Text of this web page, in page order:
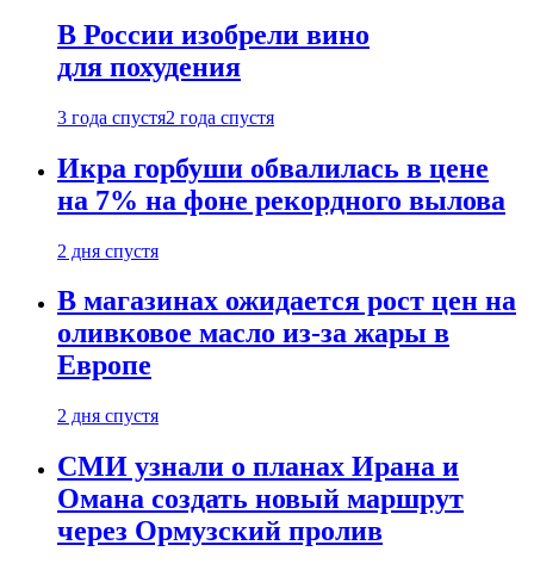
В России изобрели вино
для похудения
3 года спустя2 года спустя
Икра горбуши обвалилась в цене
на 7% на фоне рекордного вылова
2 дня спустя
В магазинах ожидается рост цен на
оливковое масло из-за жары в
Европе
2 дня спустя
СМИ узнали о планах Ирана и
Омана создать новый маршрут
через Ормузский пролив